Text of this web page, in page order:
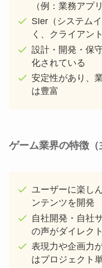
（例：業務アプ
SIer（システム
く、クライアン
設計・開発・保
化されている
安定性があり、
は豊富
ゲーム業界の特徴（
ユーザーに楽し
ンテンツを開発
自社開発・自社
の声がダイレク
表現力や企画力
はプロジェクト